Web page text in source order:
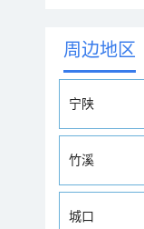
周边地区
宁陕
竹溪
城口